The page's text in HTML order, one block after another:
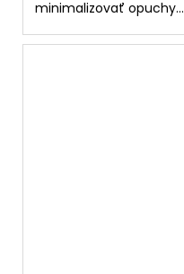
minimalizovať opuchy...